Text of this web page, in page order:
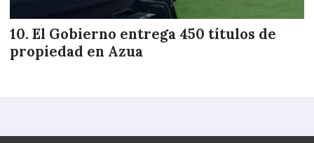
El Gobierno entrega 450 títulos de
propiedad en Azua